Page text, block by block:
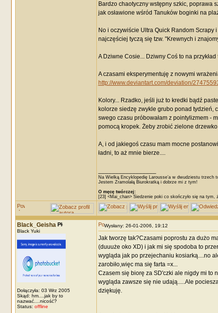
Bardzo chaotyczny wstępny szkic, poprawa
jak osławione wśród Tanuków boginki na
No i oczywiście Ultra Quick Random
najczęściej tyczą się tzw. "Krewnych i
A Dziwne Cosie... Dziwny Coś to na
A czasami eksperymentuję z nowymi
http://www.deviantart.com/deviation/
Kolory... Rzadko, jeśli już to kredki bądź
kolorze siedzę zwykle grubo ponad tydzień,
swego czasu próbowałam z pointylizmem -
pomocą kropek. Żeby zrobić zielone
A, i od jakiegoś czasu mam mocne
ładni, to aż mnie bierze....
Na Wielką Encyklopedię Larousse’a w dwudziestu trzech
Jestem Zramolałą Biurokratką i dobrze mi z tym!
O męcę twórczej:
[23] <Mai_chan> Siedzenie poki co skończyło się na
Black_Geisha
Black Yuki
Dołączyła: 03 Wrz 2005
Skąd: hm....jak by to
nazwać....nicość?
Status: offline
Wysłany: 26-01-2006, 19:12
Jak tworzę tak?Czasami poprostu za dużo
(duuuże oko XD) i jak mi się spodoba to
wygląda jak po przejechaniu kosiarką....no
zarobiło,więc ma się farta =x...
Czasem się biorę za SD'czki ale nigdy mi to
wygląda zawsze się nie udają.....Ale
dziękuję.